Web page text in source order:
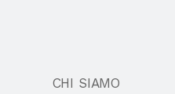
CHI SIAMO